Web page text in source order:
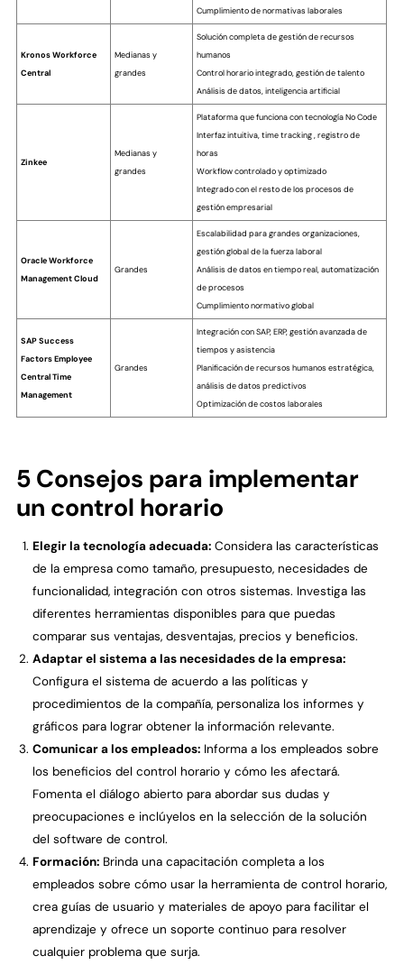
Cumplimiento de normativas laborales
Kronos Workforce
Central
Medianas y
grandes
Solución completa de gestión de recursos
humanos
Control horario integrado, gestión de talento
Análisis de datos, inteligencia artificial
Zinkee
Medianas y
grandes
Plataforma que funciona con tecnología No Code
Interfaz intuitiva, time tracking , registro de
horas
Workflow controlado y optimizado
Integrado con el resto de los procesos de
gestión empresarial
Oracle Workforce
Management Cloud
Grandes
Escalabilidad para grandes organizaciones,
gestión global de la fuerza laboral
Análisis de datos en tiempo real, automatización
de procesos
Cumplimiento normativo global
SAP Success
Factors Employee
Central Time
Management
Grandes
Integración con SAP, ERP, gestión avanzada de
tiempos y asistencia
Planificación de recursos humanos estratégica,
análisis de datos predictivos
Optimización de costos laborales
5 Consejos para implementar
un control horario
Elegir la tecnología adecuada: Considera las características
de la empresa como tamaño, presupuesto, necesidades de
funcionalidad, integración con otros sistemas. Investiga las
diferentes herramientas disponibles para que puedas
comparar sus ventajas, desventajas, precios y beneficios.
Adaptar el sistema a las necesidades de la empresa:
Configura el sistema de acuerdo a las políticas y
procedimientos de la compañía, personaliza los informes y
gráficos para lograr obtener la información relevante.
Comunicar a los empleados: Informa a los empleados sobre
los beneficios del control horario y cómo les afectará.
Fomenta el diálogo abierto para abordar sus dudas y
preocupaciones e inclúyelos en la selección de la solución
del software de control.
Formación: Brinda una capacitación completa a los
empleados sobre cómo usar la herramienta de control horario,
crea guías de usuario y materiales de apoyo para facilitar el
aprendizaje y ofrece un soporte continuo para resolver
cualquier problema que surja.